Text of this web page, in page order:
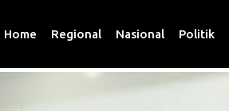
Home Regional Nasional Politik